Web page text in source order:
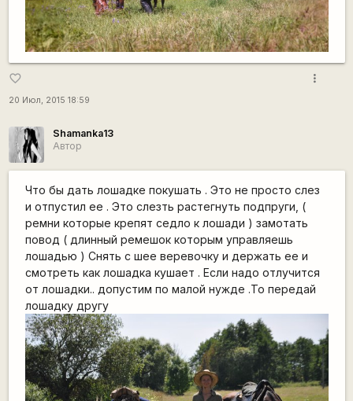
favorite_border
20 Июл, 2015 18:59
more_vert
Shamanka13
Автор
Что бы дать лошадке покушать . Это не просто слез
и отпустил ее . Это слезть растегнуть подпруги, (
ремни которые крепят седло к лошади ) замотать
повод ( длинный ремешок которым управляешь
лошадью ) Снять с шее веревочку и держать ее и
смотреть как лошадка кушает . Если надо отлучится
от лошадки.. допустим по малой нужде .То передай
лошадку другу